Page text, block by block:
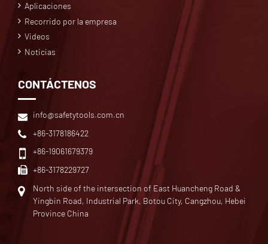
Aplicaciones
Recorrido por la empresa
Videos
Noticias
CONTÁCTENOS
info@safetytools.com.cn
+86-3178186422
+86-19061679379
+86-3178229727
North side of the intersection of East Huancheng Road &
Yingbin Road, Industrial Park, Botou City, Cangzhou, Hebei
Province China